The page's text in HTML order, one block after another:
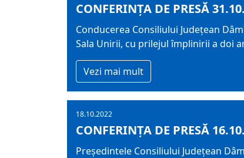
CONFERINȚA DE PRESĂ
Conducerea Consiliului Județean
Sala Unirii, cu prilejul împlinirii a doi
Vezi mai mult
18.10.2022
CONFERINȚA DE PRESĂ
Președintele Consiliului Județean